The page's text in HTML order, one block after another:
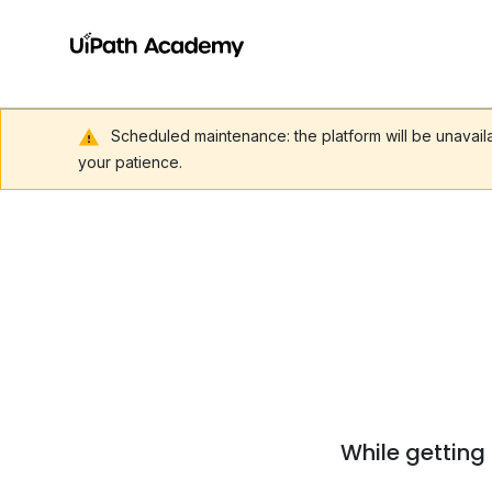
Scheduled maintenance: the platform will be
your patience.
While getting